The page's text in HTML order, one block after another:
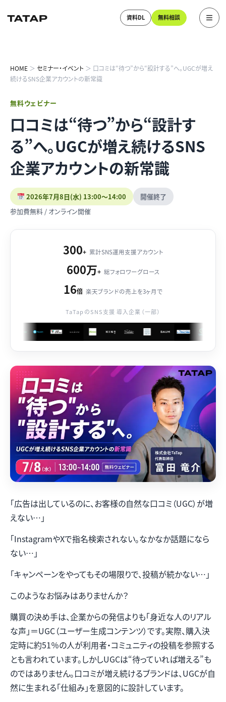
資料DL 無料相談
HOME ＞ セミナー・イベント ＞ 口コミは“待つ”から“設計する”へ。UGCが増え
続けるSNS企業アカウントの新常識
無料ウェビナー
口コミは“待つ”から“設計す
る”へ。UGCが増え続けるSNS
企業アカウントの新常識
2026年7月8日(水) 13:00〜14:00
開催終了
参加費無料 / オンライン開催
300+ 累計SNS運用支援アカウント
600万+ 総フォロワーグロース
16倍 楽天ブランドの売上を3ヶ月で
TaTapのSNS支援 導入企業（一部）
「広告は出しているのに、お客様の自然な口コミ（UGC）が増
えない…」
「InstagramやXで指名検索されない。なかなか話題になら
ない…」
「キャンペーンをやってもその場限りで、投稿が続かない…」
このようなお悩みはありませんか？
購買の決め手は、企業からの発信よりも「身近な人のリアル
な声」＝UGC（ユーザー生成コンテンツ）です。実際、購入決
定時に約51％の人が利用者・コミュニティの投稿を参照する
とも言われています。しかしUGCは“待っていれば増える”も
のではありません。口コミが増え続けるブランドは、UGCが自
然に生まれる「仕組み」を意図的に設計しています。